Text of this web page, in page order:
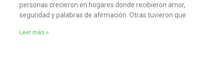
personas crecieron en hogares donde recibieron amor,
seguridad y palabras de afirmación. Otras tuvieron que
Leer más »